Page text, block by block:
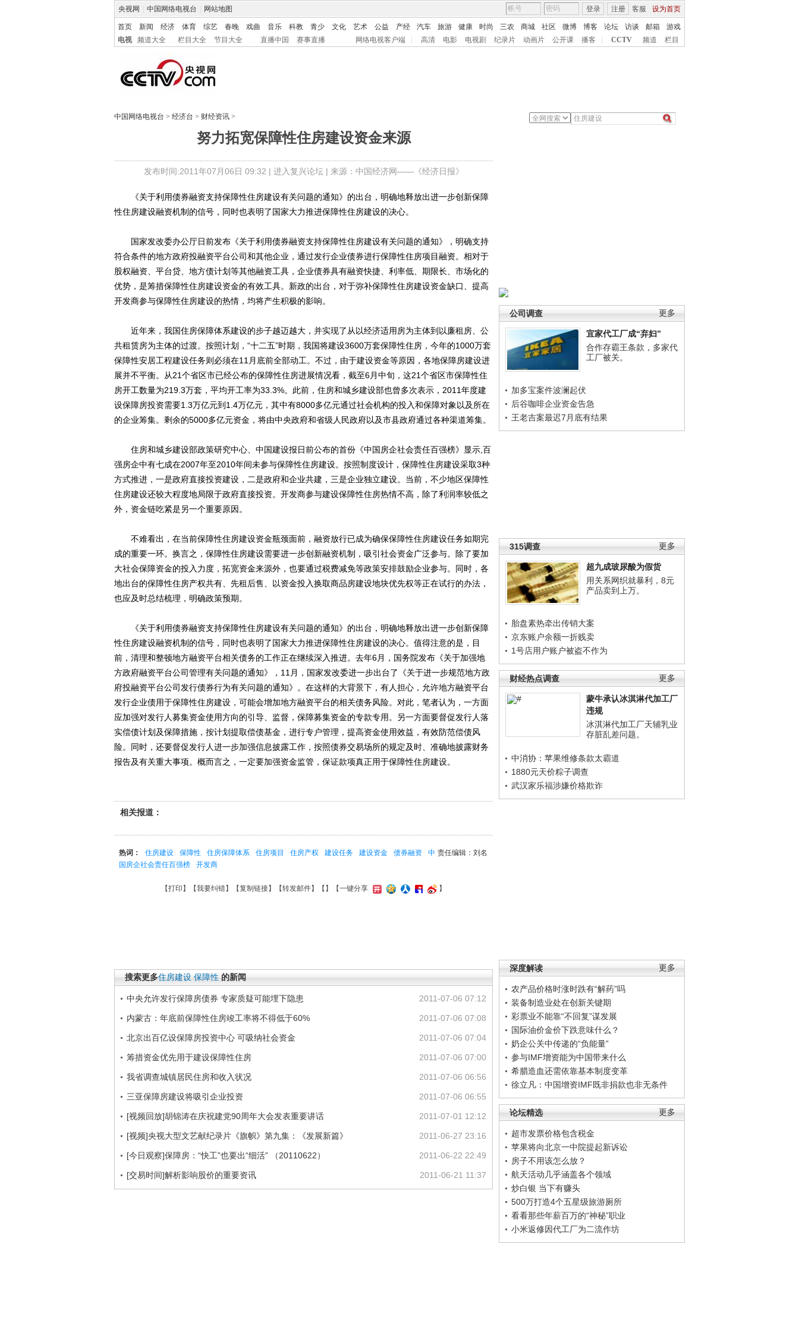
央视网 中国网络电视台 网站地图 客服 设为首页
登录 注册
首页 新闻 经济 体育 综艺 春晚 戏曲 音乐 科教 青少 文化 艺术 公益 产经 汽车 旅游 健康 时尚 三农 商城 社区 微博 博客 论坛 访谈 邮箱
游戏
电视
频道大全 栏目大全 节目大全 直播中国 赛事直播 网络电视客户端 高清 电影 电视剧 纪录片 动画片 公开课 播客 CCTV 频道 栏目
中国网络电视台 > 经济台 > 财经资讯 >
努力拓宽保障性住房建设资金来源
发布时间:2011年07月06日 09:32 | 进入复兴论坛| 来源：中国经济网——《经济日报》
更多
公司调查
宜家代工厂成“弃妇”
合作存霸王条款，多家代
工厂被关。
加多宝案件波澜起伏
后谷咖啡企业资金告急
王老吉案最迟7月底有结果
更多
315调查
超九成玻尿酸为假货
用关系网织就暴利，8元
产品卖到上万。
胎盘素热牵出传销大案
京东账户余额一折贱卖
1号店用户账户被盗不作为
更多
财经热点调查
蒙牛承认冰淇淋代加工厂
违规
冰淇淋代加工厂天辅乳业
存脏乱差问题。
中消协：苹果维修条款太霸道
1880元天价粽子调查
武汉家乐福涉嫌价格欺诈
更多
深度解读
农产品价格时涨时跌有“解药”吗
装备制造业处在创新关键期
彩票业不能靠“不回复”谋发展
国际油价金价下跌意味什么？
奶企公关中传递的“负能量”
参与IMF增资能为中国带来什么
希腊造血还需依靠基本制度变革
徐立凡：中国增资IMF既非捐款也非无条件
更多
论坛精选
超市发票价格包含税金
苹果将向北京一中院提起新诉讼
房子不用该怎么放？
航天活动几乎涵盖各个领域
炒白银 当下有赚头
500万打造4个五星级旅游厕所
看看那些年薪百万的“神秘”职业
小米返修因代工厂为二流作坊
《关于利用债券融资支持保障性住房建设有关问题的通知》的出台，明确地释放出进一步创新保障
性住房建设融资机制的信号，同时也表明了国家大力推进保障性住房建设的决心。
国家发改委办公厅日前发布《关于利用债券融资支持保障性住房建设有关问题的通知》，明确支持
符合条件的地方政府投融资平台公司和其他企业，通过发行企业债券进行保障性住房项目融资。相对于
股权融资、平台贷、地方债计划等其他融资工具，企业债券具有融资快捷、利率低、期限长、市场化的
优势，是筹措保障性住房建设资金的有效工具。新政的出台，对于弥补保障性住房建设资金缺口、提高
开发商参与保障性住房建设的热情，均将产生积极的影响。
近年来，我国住房保障体系建设的步子越迈越大，并实现了从以经济适用房为主体到以廉租房、公
共租赁房为主体的过渡。按照计划，“十二五”时期，我国将建设3600万套保障性住房，今年的1000万套
保障性安居工程建设任务则必须在11月底前全部动工。不过，由于建设资金等原因，各地保障房建设进
展并不平衡。从21个省区市已经公布的保障性住房进展情况看，截至6月中旬，这21个省区市保障性住
房开工数量为219.3万套，平均开工率为33.3%。此前，住房和城乡建设部也曾多次表示，2011年度建
设保障房投资需要1.3万亿元到1.4万亿元，其中有8000多亿元通过社会机构的投入和保障对象以及所在
的企业筹集。剩余的5000多亿元资金，将由中央政府和省级人民政府以及市县政府通过各种渠道筹集。
住房和城乡建设部政策研究中心、中国建设报日前公布的首份《中国房企社会责任百强榜》显示,百
强房企中有七成在2007年至2010年间未参与保障性住房建设。按照制度设计，保障性住房建设采取3种
方式推进，一是政府直接投资建设，二是政府和企业共建，三是企业独立建设。当前，不少地区保障性
住房建设还较大程度地局限于政府直接投资。开发商参与建设保障性住房热情不高，除了利润率较低之
外，资金链吃紧是另一个重要原因。
不难看出，在当前保障性住房建设资金瓶颈面前，融资放行已成为确保保障性住房建设任务如期完
成的重要一环。换言之，保障性住房建设需要进一步创新融资机制，吸引社会资金广泛参与。除了要加
大社会保障资金的投入力度，拓宽资金来源外，也要通过税费减免等政策安排鼓励企业参与。同时，各
地出台的保障性住房产权共有、先租后售、以资金投入换取商品房建设地块优先权等正在试行的办法，
也应及时总结梳理，明确政策预期。
《关于利用债券融资支持保障性住房建设有关问题的通知》的出台，明确地释放出进一步创新保障
性住房建设融资机制的信号，同时也表明了国家大力推进保障性住房建设的决心。值得注意的是，目
前，清理和整顿地方融资平台相关债务的工作正在继续深入推进。去年6月，国务院发布《关于加强地
方政府融资平台公司管理有关问题的通知》，11月，国家发改委进一步出台了《关于进一步规范地方政
府投融资平台公司发行债券行为有关问题的通知》。在这样的大背景下，有人担心，允许地方融资平台
发行企业债用于保障性住房建设，可能会增加地方融资平台的相关债务风险。对此，笔者认为，一方面
应加强对发行人募集资金使用方向的引导、监督，保障募集资金的专款专用。另一方面要督促发行人落
实偿债计划及保障措施，按计划提取偿债基金，进行专户管理，提高资金使用效益，有效防范偿债风
险。同时，还要督促发行人进一步加强信息披露工作，按照债券交易场所的规定及时、准确地披露财务
报告及有关重大事项。概而言之，一定要加强资金监管，保证款项真正用于保障性住房建设。
相关报道：
责任编辑：刘名
热词： 住房建设 保障性 住房保障体系 住房项目 住房产权 建设任务 建设资金 债券融资
中
国房企社会责任百强榜
开发商
【打印 】【我要纠错】【复制链接】【转发邮件】【 】 【一键分享 】
搜索更多住房建设 保障性 的新闻
2011-07-06 07:12
中央允许发行保障房债券 专家质疑可能埋下隐患
2011-07-06 07:08
内蒙古：年底前保障性住房竣工率将不得低于60%
2011-07-06 07:04
北京出百亿设保障房投资中心 可吸纳社会资金
2011-07-06 07:00
筹措资金优先用于建设保障性住房
2011-07-06 06:56
我省调查城镇居民住房和收入状况
2011-07-06 06:55
三亚保障房建设将吸引企业投资
2011-07-01 12:12
[视频回放]胡锦涛在庆祝建党90周年大会发表重要讲话
2011-06-27 23:16
[视频]央视大型文艺献纪录片《旗帜》第九集：《发展新篇》
2011-06-22 22:49
[今日观察]保障房：“快工”也要出“细活” （20110622）
2011-06-21 11:37
[交易时间]解析影响股价的重要资讯